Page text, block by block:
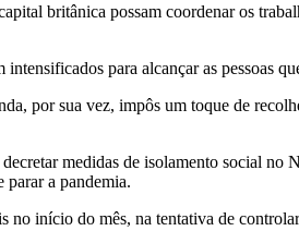
britânica possam coordenar os
para alcançar as pessoas
por sua vez, impôs um toque de
medidas de isolamento social no
parar a pandemia.
início do mês, na tentativa de